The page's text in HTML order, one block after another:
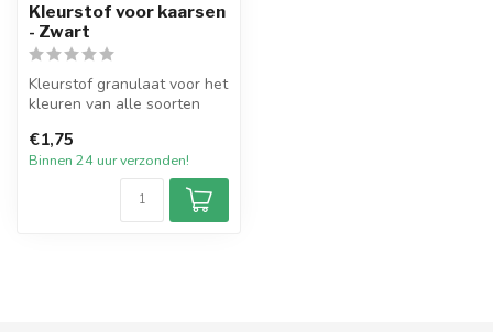
Kleurstof voor kaarsen
- Zwart
Kleurstof granulaat voor het
kleuren van alle soorten
€1,75
Binnen 24 uur verzonden!